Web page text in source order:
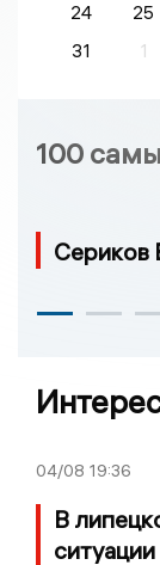
24
25
31
1
100
Сериков
04/08 19:36
В